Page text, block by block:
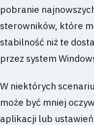
pobranie
sterowników, które
stabilność niż te
przez system
W niektórych
może być mniej
aplikacji lub